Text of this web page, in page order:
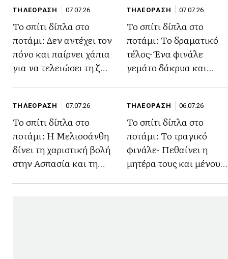
ΤΗΛΕΟΡΑΣΗ 07.07.26
Το σπίτι δίπλα στο
ποτάμι: Δεν αντέχει τον
πόνο και παίρνει χάπια
για να τελειώσει τη ζωή
ΤΗΛΕΟΡΑΣΗ 07.07.26
Το σπίτι δίπλα στο
ποτάμι: Το δραματικό
τέλος- Ένα φινάλε
γεμάτο δάκρυα και
ΤΗΛΕΟΡΑΣΗ 07.07.26
Το σπίτι δίπλα στο
ποτάμι: Η Μελισσάνθη
δίνει τη χαριστική βολή
στην Ασπασία και τη
ΤΗΛΕΟΡΑΣΗ 06.07.26
Το σπίτι δίπλα στο
ποτάμι: Το τραγικό
φινάλε- Πεθαίνει η
μητέρα τους και μένουν